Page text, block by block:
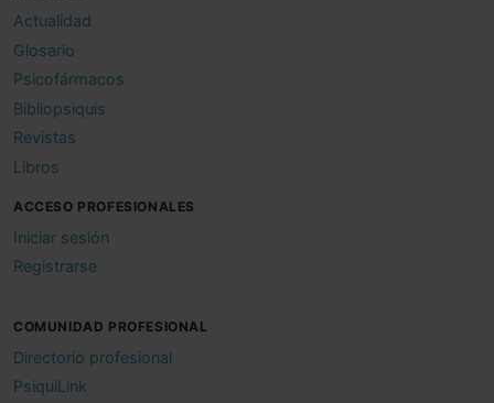
Actualidad
Glosario
Psicofármacos
Bibliopsiquis
Revistas
Libros
ACCESO PROFESIONALES
Iniciar sesión
Registrarse
COMUNIDAD PROFESIONAL
Directorio profesional
PsiquiLink